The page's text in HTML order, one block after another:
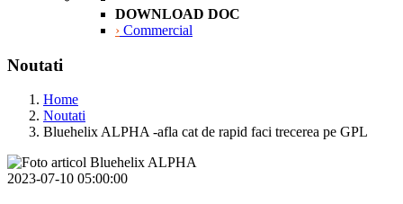
DOWNLOAD DOC
› Commercial
Noutati
Home
Noutati
Bluehelix ALPHA -afla cat de rapid faci trecerea pe GPL
2023-07-10 05:00:00